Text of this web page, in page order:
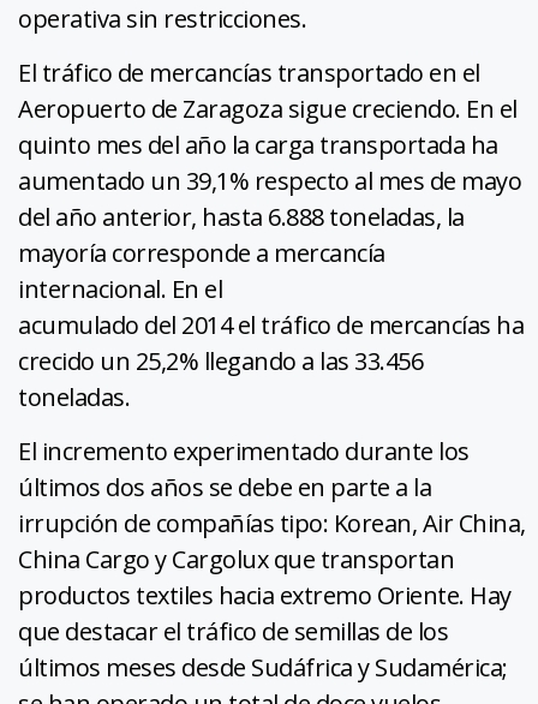
operativa sin restricciones.
El tráfico de mercancías transportado en el
Aeropuerto de Zaragoza sigue creciendo. En el
quinto mes del año la carga transportada ha
aumentado un 39,1% respecto al mes de mayo
del año anterior, hasta 6.888 toneladas, la
mayoría corresponde a mercancía
internacional. En el
acumulado del 2014 el tráfico de mercancías ha
crecido un 25,2% llegando a las 33.456
toneladas.
El incremento experimentado durante los
últimos dos años se debe en parte a la
irrupción de compañías tipo: Korean, Air China,
China Cargo y Cargolux que transportan
productos textiles hacia extremo Oriente. Hay
que destacar el tráfico de semillas de los
últimos meses desde Sudáfrica y Sudamérica;